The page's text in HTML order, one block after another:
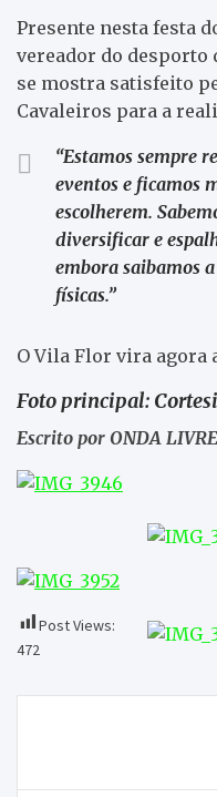
Presente nesta festa
vereador do desporto
se mostra satisfeito
Cavaleiros para a
“Estamos sempre
eventos e ficamos
escolherem.
diversificar e
embora saibamos
físicas.”
O Vila Flor vira agora
Foto principal:
Escrito por ONDA LIVRE
Post Views:
472
artigos